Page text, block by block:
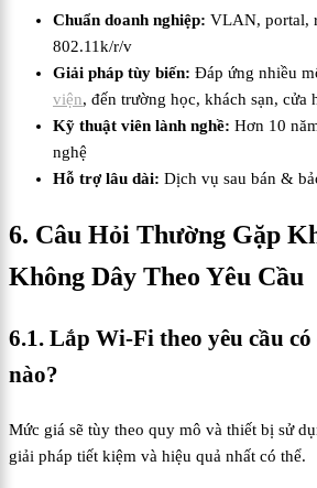
Chuẩn doanh nghiệp: VLAN, portal,
802.11k/r/v
Giải pháp tùy biến: Đáp ứng nhiều
viện, đến trường học, khách sạn, cửa
Kỹ thuật viên lành nghề: Hơn 10
nghệ
Hỗ trợ lâu dài: Dịch vụ sau bán &
6. Câu Hỏi Thường Gặp
Không Dây Theo Yêu Cầu
6.1. Lắp Wi-Fi theo yêu cầu
nào?
Mức giá sẽ tùy theo quy mô và thiết bị sử
giải pháp tiết kiệm và hiệu quả nhất có thể.